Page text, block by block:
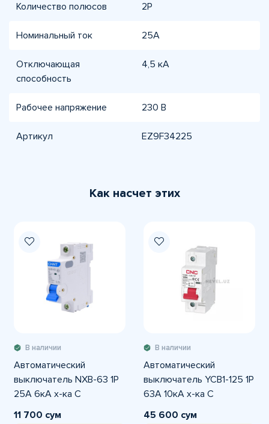
Количество полюсов 2P
Номинальный ток 25А
Отключающая
способность
4,5 кА
Рабочее напряжение 230 В
Артикул EZ9F34225
Как насчет этих
В наличии
Автоматический
выключатель NXB-63 1P
25A 6кА х-ка С
11 700 сум
В наличии
Автоматический
выключатель YCB1-125 1P
63A 10кА х-ка С
45 600 сум